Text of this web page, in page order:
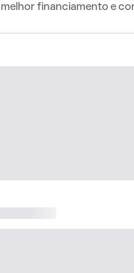
melhor financiamento e